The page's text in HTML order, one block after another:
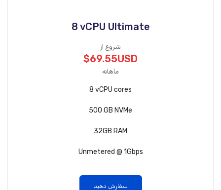
8 vCPU Ultimate
شروع از
$69.55USD
ماهانه
8 vCPU cores
500 GB NVMe
32GB RAM
Unmetered @ 1Gbps
سفارش دهید